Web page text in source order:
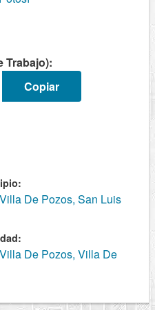
Trabajo):
Copiar
De Pozos, San Luis
De Pozos, Villa De